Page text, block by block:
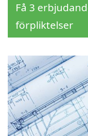
Få 3
förpliktelser